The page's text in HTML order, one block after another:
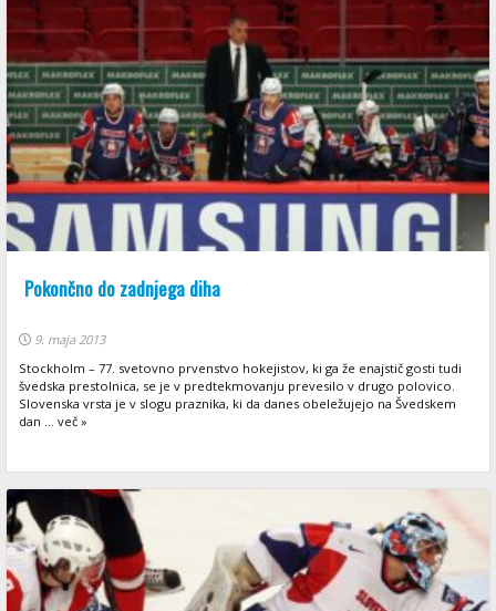
Pokončno do zadnjega diha
9. maja 2013
Stockholm – 77. svetovno prvenstvo hokejistov, ki ga že enajstič gosti tudi
švedska prestolnica, se je v predtekmovanju prevesilo v drugo polovico.
Slovenska vrsta je v slogu praznika, ki da danes obeležujejo na Švedskem
dan ... več »